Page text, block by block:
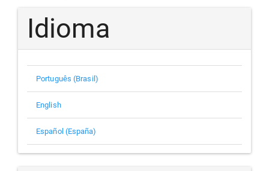
Idioma
Português (Brasil)
English
Español (España)